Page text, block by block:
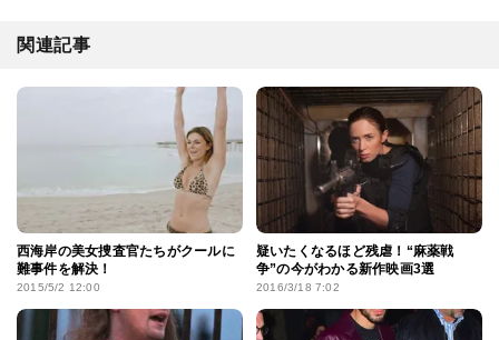
関連記事
西海岸の美女捜査官たちがクールに
難事件を解決！
2015/5/2 12:00
疑いたくなるほど残虐！“麻薬戦
争”の今がわかる新作映画3選
2016/3/18 7:02